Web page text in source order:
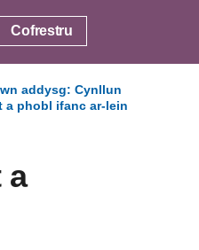
Cofrestru
addysg: Cynllun
phobl ifanc ar-lein
a